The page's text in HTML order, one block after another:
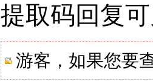
提取码回复
游客，如果您要